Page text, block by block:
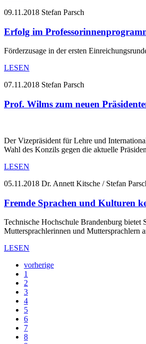
09.11.2018 Stefan Parsch
Erfolg im
Förderzusage in der ersten
LESEN
07.11.2018 Stefan Parsch
Prof. Wilms zum neuen
Der Vizepräsident für Lehre und
Wahl des Konzils gegen die aktuelle
LESEN
05.11.2018 Dr. Annett Kitsche / Stefan
Fremde Sprachen und Kulturen
Technische Hochschule Brandenburg bietet
Muttersprachlerinnen und Muttersprachlern
LESEN
vorherige
1
2
3
4
5
6
7
8